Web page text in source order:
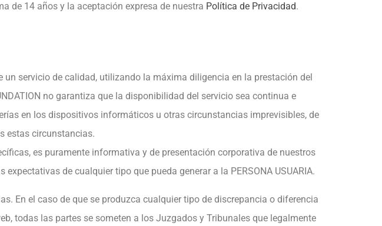
de 14 años y la aceptación expresa de nuestra Política de Privacidad.
un servicio de calidad, utilizando la máxima diligencia en la prestación del
no garantiza que la disponibilidad del servicio sea continua e
en los dispositivos informáticos u otras circunstancias imprevisibles, de
estas circunstancias.
es puramente informativa y de presentación corporativa de nuestros
de cualquier tipo que pueda generar a la PERSONA USUARIA.
En el caso de que se produzca cualquier tipo de discrepancia o diferencia
todas las partes se someten a los Juzgados y Tribunales que legalmente